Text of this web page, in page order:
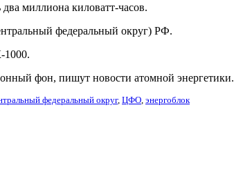
миллиона киловатт-часов.
федеральный округ) РФ.
1000.
фон, пишут новости атомной энергетики.
федеральный округ, ЦФО, энергоблок